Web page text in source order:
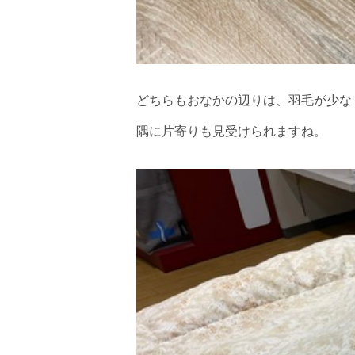
どちらもおなかの辺りは、羽毛が少な
隅に片寄りも見受けられますね。